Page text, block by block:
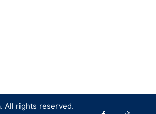
All rights reserved.